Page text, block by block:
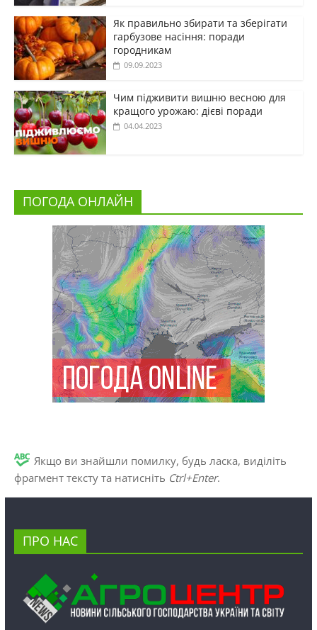
Як правильно збирати та зберігати
гарбузове насіння: поради
городникам
09.09.2023
Чим підживити вишню весною для
кращого урожаю: дієві поради
04.04.2023
ПОГОДА ОНЛАЙН
Якщо ви знайшли помилку, будь ласка, виділіть
фрагмент тексту та натисніть Ctrl+Enter.
ПРО НАС